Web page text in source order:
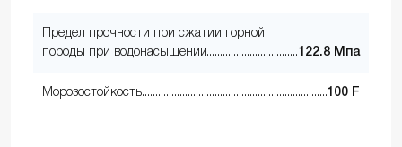
Предел прочности при сжатии горной
породы при водонасыщении
122.8 Мпа
Морозостойкость 100 F